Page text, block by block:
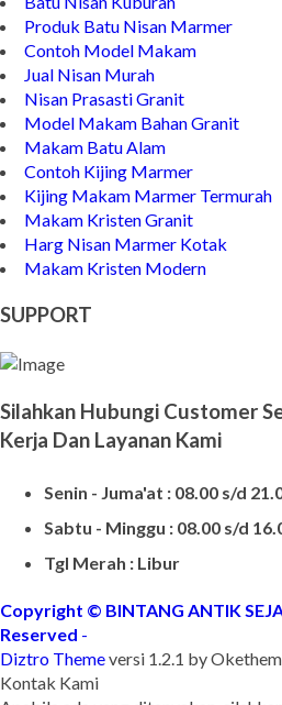
Model Kuburan Kristen
Batu Nisan Kuburan
Produk Batu Nisan Marmer
Contoh Model Makam
Jual Nisan Murah
Nisan Prasasti Granit
Model Makam Bahan Granit
Makam Batu Alam
Contoh Kijing Marmer
Kijing Makam Marmer Termurah
Makam Kristen Granit
Harg Nisan Marmer Kotak
Makam Kristen Modern
SUPPORT
Silahkan Hubungi Customer
Senin - Juma'at : 08.00 s/d
Sabtu - Minggu : 08.00 s/d
Copyright © BINTANG ANTIK
Reserved-
Diztro Theme